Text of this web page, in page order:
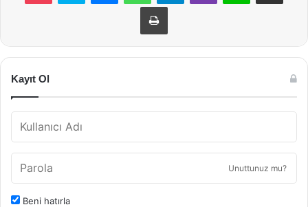
Yazdır
Kayıt Ol
Unuttunuz mu?
Beni hatırla